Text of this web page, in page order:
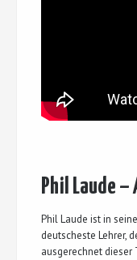
Phil Laude
Phil Laude ist in
deutscheste Lehrer,
ausgerechnet dieser